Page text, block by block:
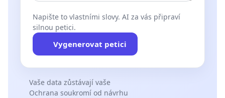
Napište to vlastními slovy. AI za vás připraví
silnou petici.
Vygenerovat petici
Vaše data zůstávají vaše
Ochrana soukromí od návrhu